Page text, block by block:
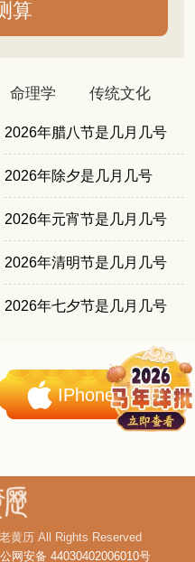
命理学 传统文化
2026年腊八节是几月几号
2026年除夕是几月几号
2026年元宵节是几月几号
2026年清明节是几月几号
2026年七夕节是几月几号
IPhone下载
黄历 All Rights Reserved
网安备 44030402006010号